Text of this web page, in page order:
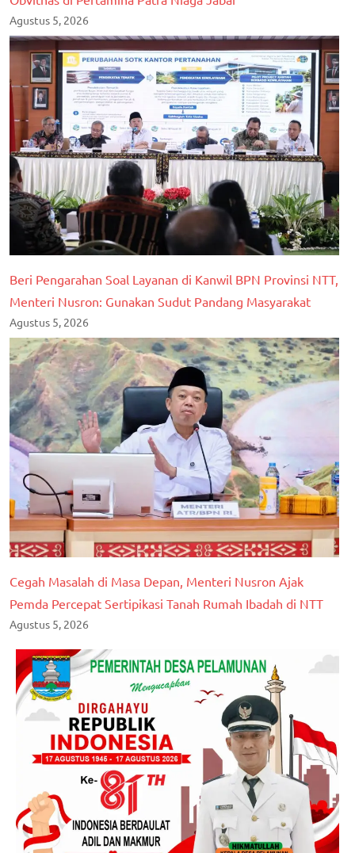
Agustus 5, 2026
Beri Pengarahan Soal Layanan di Kanwil BPN Provinsi NTT,
Menteri Nusron: Gunakan Sudut Pandang Masyarakat
Agustus 5, 2026
Cegah Masalah di Masa Depan, Menteri Nusron Ajak
Pemda Percepat Sertipikasi Tanah Rumah Ibadah di NTT
Agustus 5, 2026